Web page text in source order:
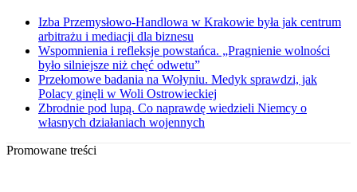
Izba Przemysłowo-Handlowa w Krakowie była jak centrum
arbitrażu i mediacji dla biznesu
Wspomnienia i refleksje powstańca. „Pragnienie wolności
było silniejsze niż chęć odwetu”
Przełomowe badania na Wołyniu. Medyk sprawdzi, jak
Polacy ginęli w Woli Ostrowieckiej
Zbrodnie pod lupą. Co naprawdę wiedzieli Niemcy o
własnych działaniach wojennych
Promowane treści